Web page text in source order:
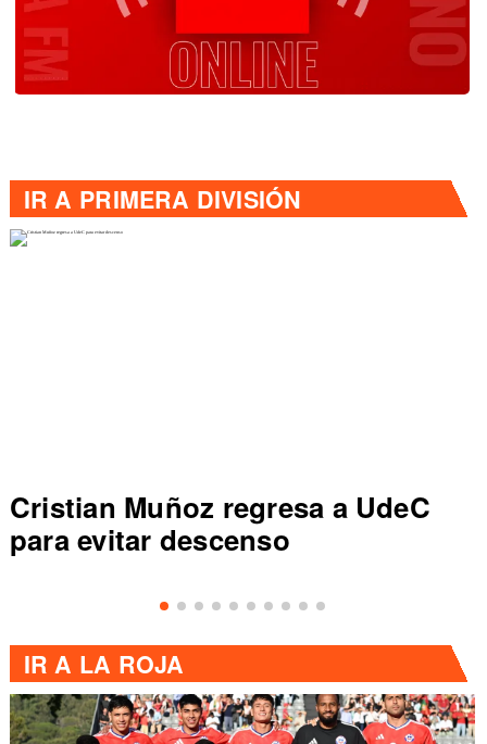
IR A PRIMERA DIVISIÓN
Cristian Muñoz regresa a UdeC
para evitar descenso
IR A LA ROJA